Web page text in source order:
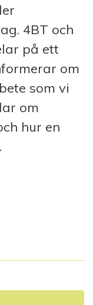
4BT och
på ett
om
som vi
om
hur en